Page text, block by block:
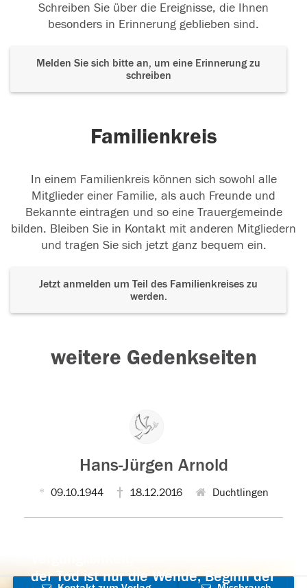
Schreiben Sie über die Ereignisse, die Ihnen
besonders in Erinnerung geblieben sind.
Melden Sie sich bitte an, um eine Erinnerung zu
schreiben
Familienkreis
In einem Familienkreis können sich sowohl alle
Mitglieder einer Familie, als auch Freunde und
Bekannte eintragen und so eine Trauergemeinde
bilden. Bleiben Sie in Kontakt mit anderen Mitgliedern
und tragen Sie sich jetzt ganz bequem ein.
Jetzt anmelden um Teil des Familienkreises zu
werden.
weitere Gedenkseiten
Hans-Jürgen Arnold
09.10.1944 18.12.2016 Duchtlingen
der Tod ist nur die Wende, Beginn der